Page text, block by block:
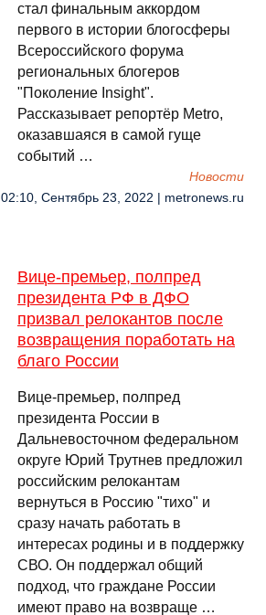
стал финальным аккордом
первого в истории блогосферы
Всероссийского форума
региональных блогеров
"Поколение Insight".
Рассказывает репортёр Metro,
оказавшаяся в самой гуще
событий …
Новости
02:10, Сентябрь 23, 2022 | metronews.ru
Вице-премьер, полпред
президента РФ в ДФО
призвал релокантов после
возвращения поработать на
благо России
Вице-премьер, полпред
президента России в
Дальневосточном федеральном
округе Юрий Трутнев предложил
российским релокантам
вернуться в Россию "тихо" и
сразу начать работать в
интересах родины и в поддержку
СВО. Он поддержал общий
подход, что граждане России
имеют право на возвраще …